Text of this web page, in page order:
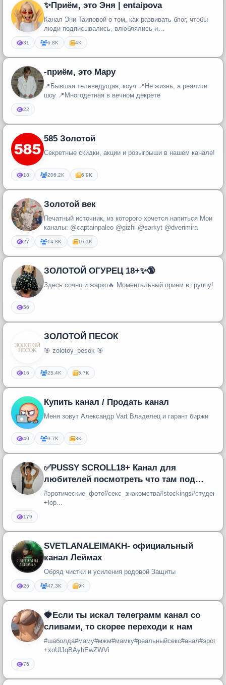
✨Приём, это Эня | entaipova
Канал Эни Таиповой о том, как развивать блог, чтобы
люди подписывались, влюблялись и
покупали⚡️Обучаю, консультирую, выс...
31 6.8K 4K
-приём, это Мару
📍Бывшая телеведущая, коуч 📍Не жизнь, а реалити
шоу 📍Многодетная в вечном декрете
22
585 Золотой
Секретные скидки, акции и розыгрыши в нашем канале!
18 206.2K 6.9K
Золотой век
Печатный источник, из которого хочется напиться Мои
каналы: @captainpaleo @gizhi @sarkyt @dverimira
27 14.8K 16.1K
ЗОЛОТОЙ ОГУРЕЦ 18+✨🔞
Здесь сочно и жарко🔥 Моментальный приëм в группу!
56
ЗОЛОТОЙ ПЕСОК
🎯 zolotoy_pesok 🎯
16 25.4K 5.7K
Купить канал / Продать канал
Меня зовут Александр Vart Владелец и гарант биржи
40 9.7K 3K
✅PUSSY SCROLL18+ Канал для
любителей посмотреть что там под
трусиками...18+ строго...✅
+lop...
179
SVETLANALEIMAKH- официальный
канал Леймах
Обряд чистки и усиления родовой Защиты
26 47.3K 9K
🍓Если ты искал телеграмм канал со
сливами, то скорее переходи к нам
+xoUlJqBAyhEwZWVi
76